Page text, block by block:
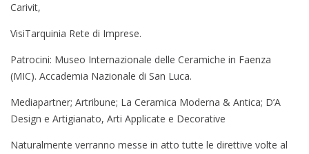
Carivit,
VisiTarquinia Rete di Imprese.
Patrocini: Museo Internazionale delle Ceramiche in Faenza
(MIC). Accademia Nazionale di San Luca.
Mediapartner; Artribune; La Ceramica Moderna & Antica; D’A
Design e Artigianato, Arti Applicate e Decorative
Naturalmente verranno messe in atto tutte le direttive volte al